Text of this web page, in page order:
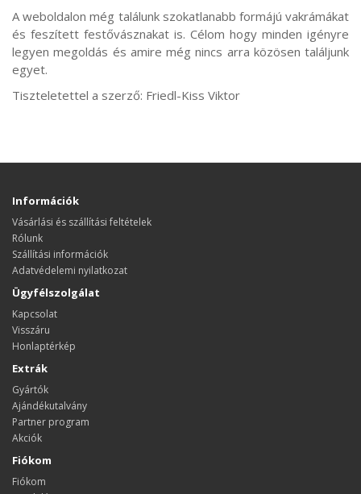
A weboldalon még találunk szokatlanabb formájú vakrámákat
és feszített festővásznakat is. Célom hogy minden igényre
legyen megoldás és amire még nincs arra közösen találjunk
egyet.
Tiszteletettel a szerző: Friedl-Kiss Viktor
Információk
Vásárlási és szállítási feltételek
Rólunk
Szállítási információk
Adatvédelemi nyilatkozat
Ügyfélszolgálat
Kapcsolat
Visszáru
Honlaptérkép
Extrák
Gyártók
Ajándékutalvány
Partner program
Akciók
Fiókom
Fiókom